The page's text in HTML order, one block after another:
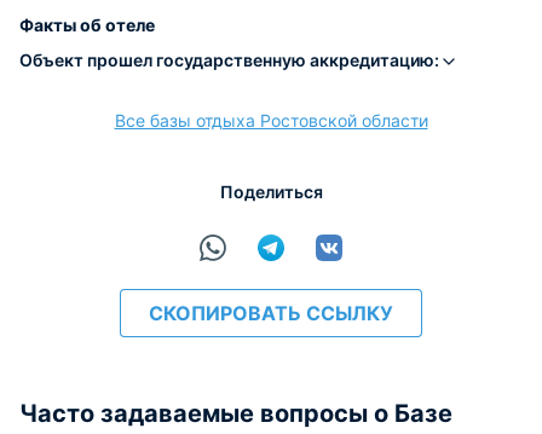
Факты об отеле
Объект прошел государственную аккредитацию:
Все базы отдыха Ростовской области
Поделиться
СКОПИРОВАТЬ ССЫЛКУ
Часто задаваемые вопросы о Базе